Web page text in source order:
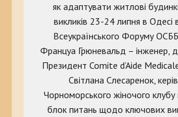
як адаптувати житлові
викликів 23-24 липня в Одесі
Всеукраїнського Форуму
Француа Грюневальд – інженер,
Президент Comite d’Aide
Світлана Слесаренок,
Чорноморського жіночого клубу
блок питань щодо ключових